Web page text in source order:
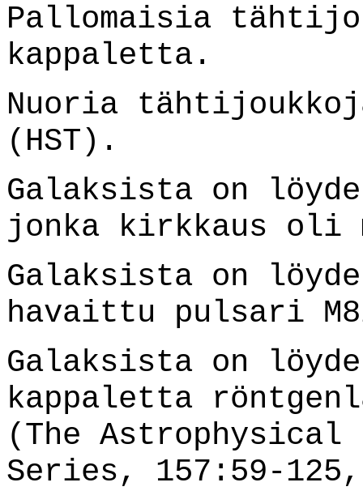
Pallomaisia
kappaletta.
Nuoria
(HST).
Galaksista on
jonka kirkkaus oli
Galaksista on
havaittu pulsari
Galaksista on
kappaletta
(The Astrophysical
Series, 157:59-